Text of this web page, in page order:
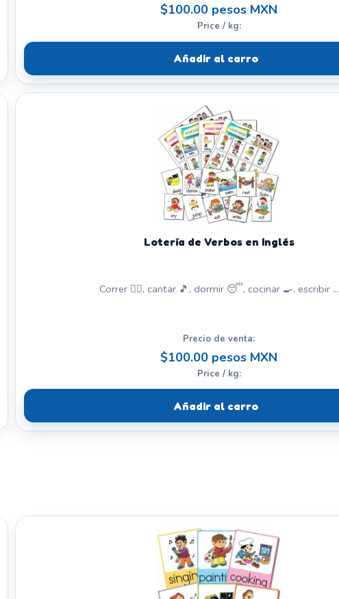
$100.00 pesos MXN
Price / kg:
Añadir al carro
Lotería de Verbos en Inglés
Correr 🏃‍♂️, cantar 🎵, dormir 😴, cocinar 🍳, escribir ...
Precio de venta:
$100.00 pesos MXN
Price / kg:
Añadir al carro